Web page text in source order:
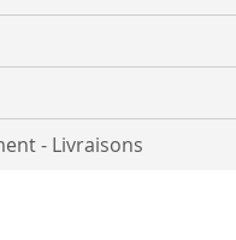
- Livraisons